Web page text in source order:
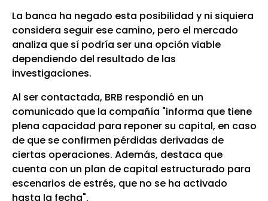
La banca ha negado esta posibilidad y ni siquiera
considera seguir ese camino, pero el mercado
analiza que sí podría ser una opción viable
dependiendo del resultado de las
investigaciones.
Al ser contactada, BRB respondió en un
comunicado que la compañía "informa que tiene
plena capacidad para reponer su capital, en caso
de que se confirmen pérdidas derivadas de
ciertas operaciones. Además, destaca que
cuenta con un plan de capital estructurado para
escenarios de estrés, que no se ha activado
hasta la fecha".